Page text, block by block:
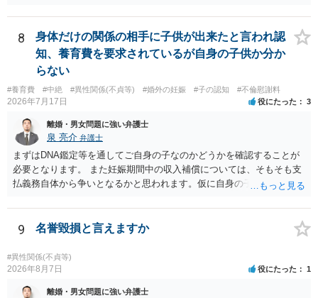
あれば，本人（行政書士でも同じだと思います。）への対応ではあま
り変わらないように思います。減額で折り合えるなら本人様の交渉で
もよいように思いますが，ゼロかどうかの観点であれば，訴訟に進む
しかなくなるようにも思います。そうしますと，お近くの弁護士に相
談して進めることを検討した方がよいようにも思います。
個別の事情によりますので、お早めに弁護士に相談されることをおす
すめします。
8
身体だけの関係の相手に子供が出来たと言われ認
知、養育費を要求されているが自身の子供か分か
らない
#養育費 #中絶 #異性関係(不貞等) #婚外の妊娠 #子の認知 #不倫慰謝料
2026年7月17日 役にたった 3
離婚・男女問題に強い弁護士
泉 亮介 弁護士
まずはDNA鑑定等を通してご自身の子なのかどうかを確認することが
必要となります。 また妊娠期間中の収入補償については、そもそも支
払義務自体から争いとなるかと思われます。仮に自身の子であったと
相手に弁護士がついているということであれば、依頼をするかしない
かは別として一度ご自身も個別に弁護士に相談をされたほうが良いで
9 名誉毀損と言えますか
#異性関係(不貞等)
2026年8月7日 役にたった 1
離婚・男女問題に強い弁護士